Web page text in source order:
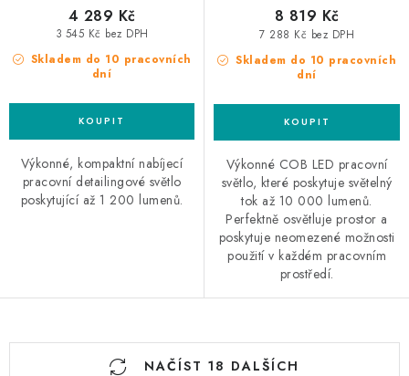
Skladem do 10 pracovních
dní
3 545 Kč bez DPH
4 289 Kč
Výkonné, kompaktní nabíjecí
pracovní detailingové světlo
poskytující až 1 200 lumenů.
Skladem do 10 pracovních
dní
7 288 Kč bez DPH
8 819 Kč
Výkonné COB LED pracovní
světlo, které poskytuje světelný
tok až 10 000 lumenů.
Perfektně osvětluje prostor a
poskytuje neomezené možnosti
použití v každém pracovním
prostředí.
O
NAČÍST 18 DALŠÍCH